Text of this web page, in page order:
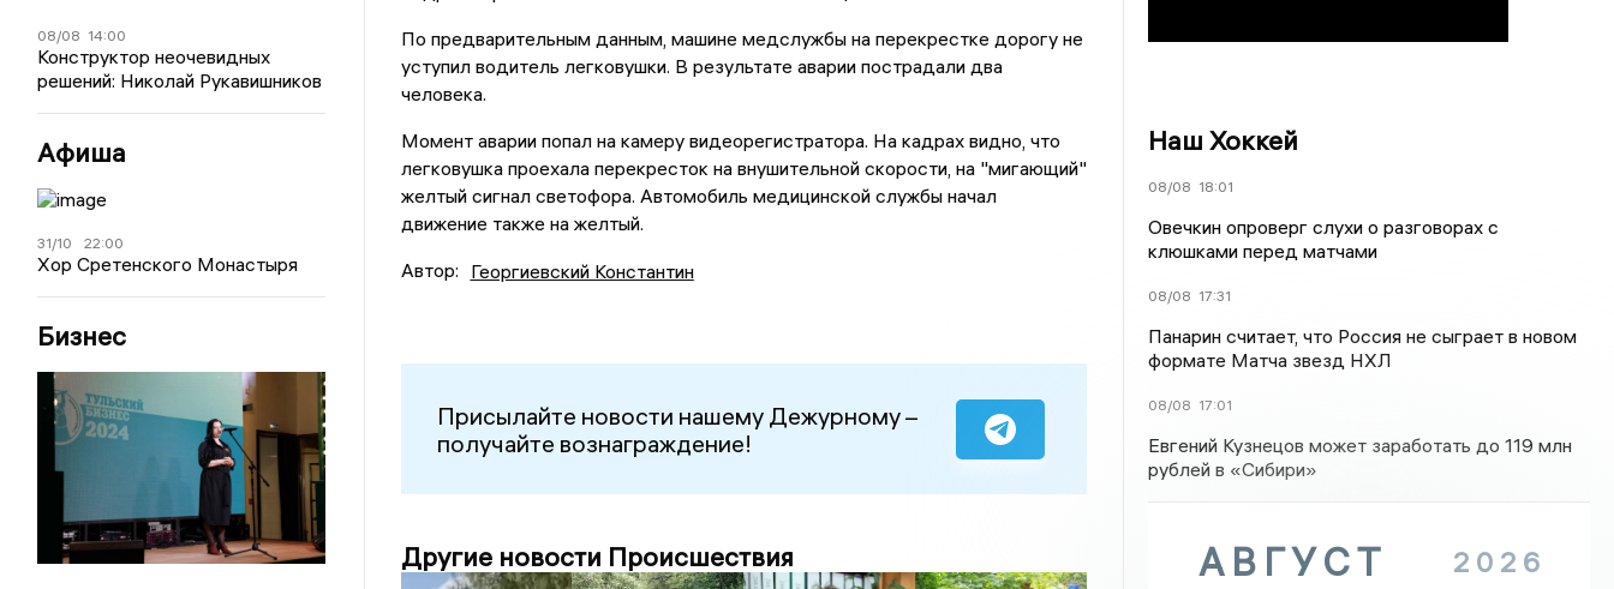
08/08 14:00
Конструктор неочевидных
решений: Николай Рукавишников
Афиша
31/10 22:00
Хор Сретенского Монастыря
Бизнес
По предварительным данным, машине медслужбы на перекрестке дорогу не
уступил водитель легковушки. В результате аварии пострадали два
человека.
Момент аварии попал на камеру видеорегистратора. На кадрах видно, что
легковушка проехала перекресток на внушительной скорости, на "мигающий"
желтый сигнал светофора. Автомобиль медицинской службы начал
движение также на желтый.
Автор: Георгиевский Константин
Присылайте новости нашему Дежурному –
получайте вознаграждение!
Другие новости Происшествия
Наш Хоккей
08/08 18:01
Овечкин опроверг слухи о разговорах с
клюшками перед матчами
08/08 17:31
Панарин считает, что Россия не сыграет в новом
формате Матча звезд НХЛ
08/08 17:01
Евгений Кузнецов может заработать до 119 млн
рублей в «Сибири»
АВГУСТ 2026